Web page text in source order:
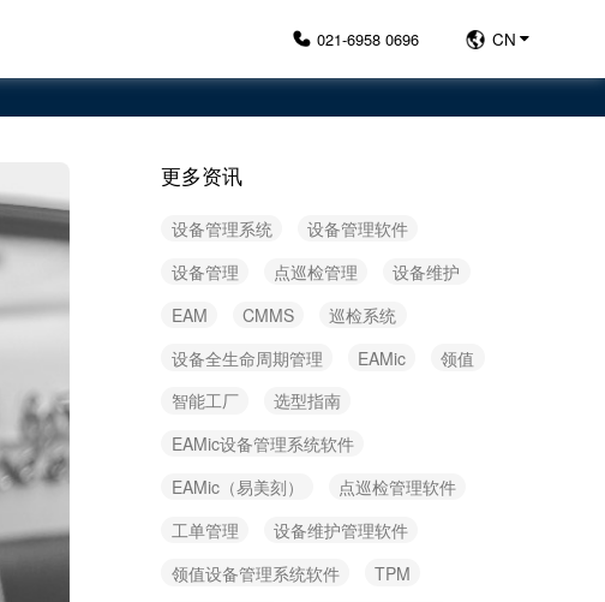
021-6958 0696 CN
更多资讯
设备管理系统
设备管理软件
设备管理
点巡检管理
设备维护
EAM
CMMS
巡检系统
设备全生命周期管理
EAMic
领值
智能工厂
选型指南
EAMic设备管理系统软件
EAMic（易美刻）
点巡检管理软件
工单管理
设备维护管理软件
领值设备管理系统软件
TPM